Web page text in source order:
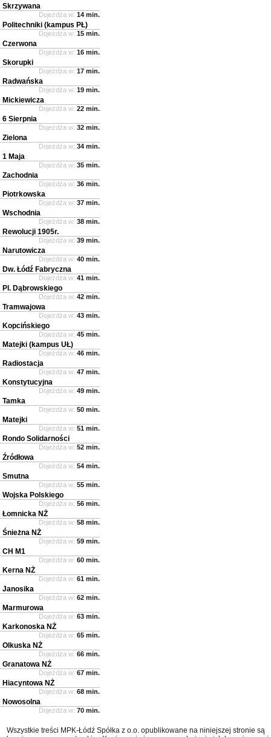
Skrzywana
Dojeżdża w: 14 min.
Politechniki (kampus PŁ)
Dojeżdża w: 15 min.
Czerwona
Dojeżdża w: 16 min.
Skorupki
Dojeżdża w: 17 min.
Radwańska
Dojeżdża w: 19 min.
Mickiewicza
Dojeżdża w: 22 min.
6 Sierpnia
Dojeżdża w: 32 min.
Zielona
Dojeżdża w: 34 min.
1 Maja
Dojeżdża w: 35 min.
Zachodnia
Dojeżdża w: 36 min.
Piotrkowska
Dojeżdża w: 37 min.
Wschodnia
Dojeżdża w: 38 min.
Rewolucji 1905r.
Dojeżdża w: 39 min.
Narutowicza
Dojeżdża w: 40 min.
Dw. Łódź Fabryczna
Dojeżdża w: 41 min.
Pl. Dąbrowskiego
Dojeżdża w: 42 min.
Tramwajowa
Dojeżdża w: 43 min.
Kopcińskiego
Dojeżdża w: 45 min.
Matejki (kampus UŁ)
Dojeżdża w: 46 min.
Radiostacja
Dojeżdża w: 47 min.
Konstytucyjna
Dojeżdża w: 49 min.
Tamka
Dojeżdża w: 50 min.
Matejki
Dojeżdża w: 51 min.
Rondo Solidarności
Dojeżdża w: 52 min.
Źródłowa
Dojeżdża w: 54 min.
Smutna
Dojeżdża w: 55 min.
Wojska Polskiego
Dojeżdża w: 56 min.
Łomnicka NŻ
Dojeżdża w: 58 min.
Śnieżna NŻ
Dojeżdża w: 59 min.
CH M1
Dojeżdża w: 60 min.
Kerna NŻ
Dojeżdża w: 61 min.
Janosika
Dojeżdża w: 62 min.
Marmurowa
Dojeżdża w: 63 min.
Karkonoska NŻ
Dojeżdża w: 65 min.
Olkuska NŻ
Dojeżdża w: 66 min.
Granatowa NŻ
Dojeżdża w: 67 min.
Hiacyntowa NŻ
Dojeżdża w: 68 min.
Nowosolna
Dojeżdża w: 70 min.
Wszystkie treści MPK-Łódź Spółka z o.o. opublikowane na niniejszej stronie są